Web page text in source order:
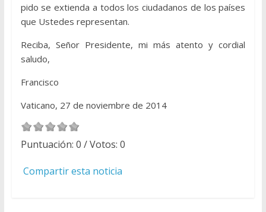
pido se extienda a todos los ciudadanos de los países
que Ustedes representan.
Reciba, Señor Presidente, mi más atento y cordial
saludo,
Francisco
Vaticano, 27 de noviembre de 2014
Puntuación: 0 / Votos: 0
Compartir esta noticia